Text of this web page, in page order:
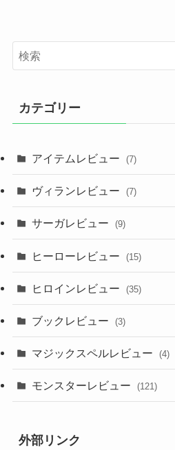
カテゴリー
アイテムレビュー (7)
ヴィランレビュー (7)
サーガレビュー (9)
ヒーローレビュー (15)
ヒロインレビュー (35)
ブックレビュー (3)
マジックスペルレビュー (4)
モンスターレビュー (121)
外部リンク